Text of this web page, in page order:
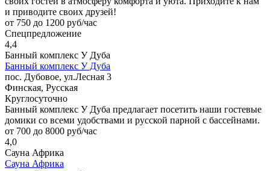
и приводите своих друзей!
от 750 до 1200 руб/час
Спецпредложение
4,4
Банный комплекс У Дуба
Банный комплекс У Дуба
пос. Дубовое, ул.Лесная 3
Финская, Русская
Круглосуточно
Банный комплекс У Дуба предлагает посетить наши гостевые
домики со всеми удобствами и русской парной с бассейнами.
от 700 до 8000 руб/час
4,0
Сауна Африка
Сауна Африка